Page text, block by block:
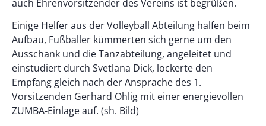
auch Ehrenvorsitzender des Vereins ist begrüßen.
Einige Helfer aus der Volleyball Abteilung halfen beim
Aufbau, Fußballer kümmerten sich gerne um den
Ausschank und die Tanzabteilung, angeleitet und
einstudiert durch Svetlana Dick, lockerte den
Empfang gleich nach der Ansprache des 1.
Vorsitzenden Gerhard Ohlig mit einer energievollen
ZUMBA-Einlage auf. (sh. Bild)